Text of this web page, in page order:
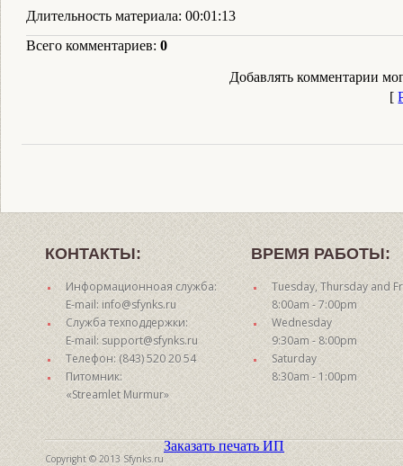
Длительность материала: 00:01:13
Всего комментариев: 0
Добавлять комментарии
[
КОНТАКТЫ:
Информационноая служба:
E-mail: info@sfynks.ru
Служба техподдержки:
E-mail: support@sfynks.ru
Телефон: (843) 520 20 54
Питомник:
«Streamlet Murmur»
ВРЕМЯ РАБОТЫ:
Tuesday, Thursday and
8:00am - 7:00pm
Wednesday
9:30am - 8:00pm
Saturday
8:30am - 1:00pm
Copyright © 2013 Sfynks.ru
Заказать печать ИП